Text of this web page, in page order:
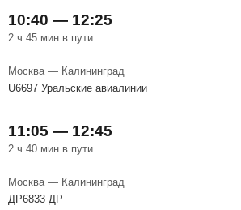
10:40 — 12:25
2 ч 45 мин в пути
Москва — Калининград
U6697 Уральские авиалинии
11:05 — 12:45
2 ч 40 мин в пути
Москва — Калининград
ДР6833 ДР